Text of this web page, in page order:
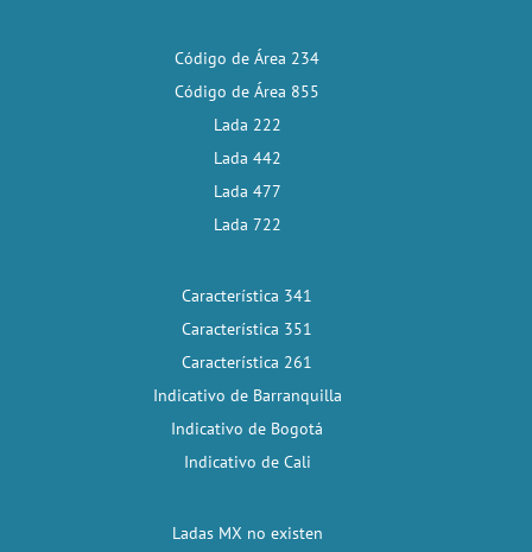
Código de Área 234
Código de Área 855
Lada 222
Lada 442
Lada 477
Lada 722
Característica 341
Característica 351
Característica 261
Indicativo de Barranquilla
Indicativo de Bogotá
Indicativo de Cali
Ladas MX no existen